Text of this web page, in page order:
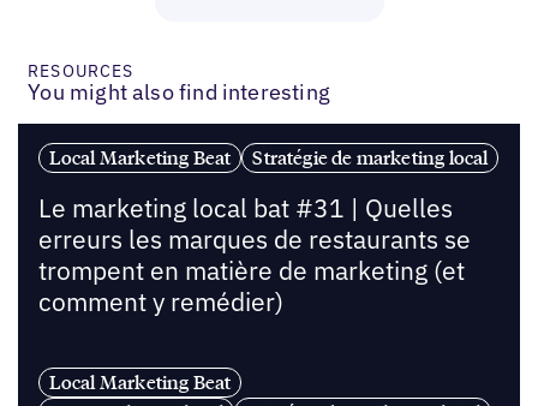
RESOURCES
You might also find interesting
Local Marketing Beat Stratégie de marketing local
Le marketing local bat #31 | Quelles
erreurs les marques de restaurants se
trompent en matière de marketing (et
comment y remédier)
Local Marketing Beat